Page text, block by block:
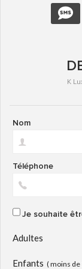
K
Nom
Téléphone
Je souhaite
Adultes
Enfants ( moins de